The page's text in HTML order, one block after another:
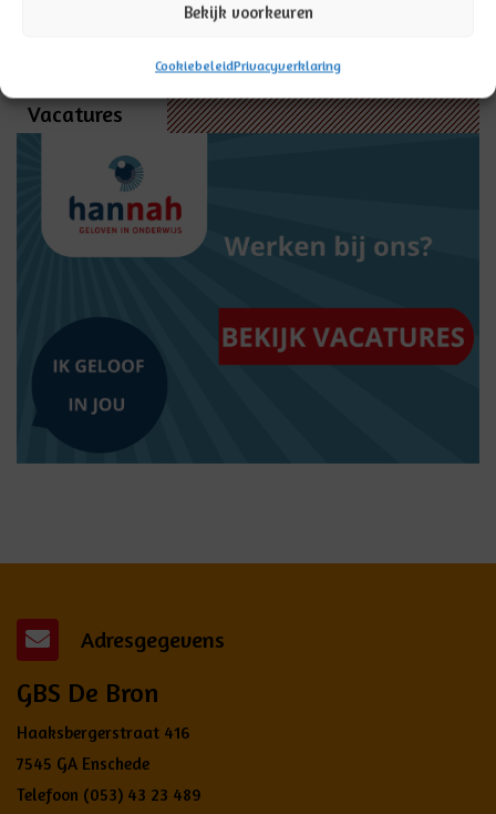
Bekijk voorkeuren
CookiebeleidPrivacyverklaring
LEES MEER
Vacatures
Adresgegevens
GBS De Bron
Haaksbergerstraat 416
7545 GA Enschede
Telefoon (053) 43 23 489